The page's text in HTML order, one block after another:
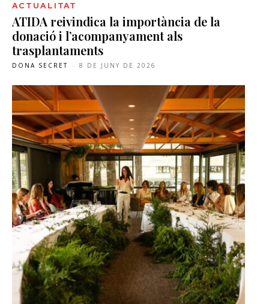
ACTUALITAT
ATIDA reivindica la importància de la
donació i l’acompanyament als
trasplantaments
DONA SECRET - 8 DE JUNY DE 2026